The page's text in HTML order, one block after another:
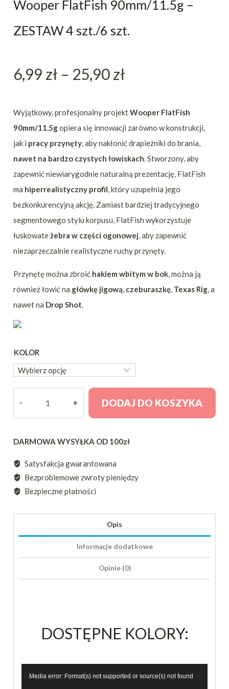
Wooper FlatFish 90mm/11.5g –
ZESTAW 4 szt./6 szt.
6,99 zł – 25,90zł
od
6,99 zł
do
25,90 zł
Wyjątkowy, profesjonalny projektWooper FlatFish
90mm/11.5gopiera się innowacji zarówno w konstrukcji,
jak i pracy przynęty, aby nakłonić drapieżniki do brania,
nawet na bardzo czystych łowiskach. Stworzony, aby
zapewnić niewiarygodnie naturalną prezentację, FlatFish
ma hiperrealistyczny profil, który uzupełnia jego
bezkonkurencyjną akcję. Zamiast bardziej tradycyjnego
segmentowego stylu korpusu, FlatFish wykorzystuje
łuskowateżebra w części ogonowej, aby zapewnić
niezaprzeczalnie realistyczne ruchy przynęty.
Przynętę można zbroić hakiem wbitym w bok, można ją
również łowić na główkę jigową, czeburaszkę, Texas Rig, a
nawet na Drop Shot.
KOLOR
90mm/11.5g
ZESTAW
4
DODAJ DO KOSZYKA
DARMOWA WYSYŁKA OD 100zł
Satysfakcja gwarantowana
Bezproblemowe zwroty pieniędzy
Bezpieczne płatności
Opis
Informacje dodatkowe
Opinie (0)
DOSTĘPNE KOLORY:
Media error: Format(s) not supported or source(s) not found